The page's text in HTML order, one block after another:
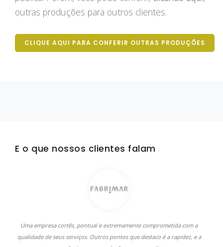
INSTITUCIONAL
outras produções para outros clientes.
CLIQUE AQUI PARA CONFERIR OUTRAS PRODUÇÕES
E o que nossos clientes falam
Uma empresa cortês, pontual e extremamente comprometida com a
qualidade de seus serviços. Outros pontos que destaco é a rapidez, e a